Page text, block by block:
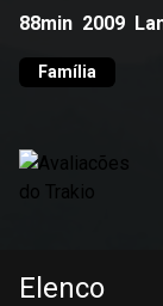
resgata um
amizade entre o
perceber que
88min 2009
Família
Elenco